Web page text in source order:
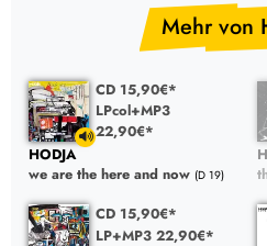
Mehr von
CD 15,90€*
LPcol+MP3
22,90€*
HODJA
we are the here and now (D 19)
CD 15,90€*
LP+MP3 22,90€*